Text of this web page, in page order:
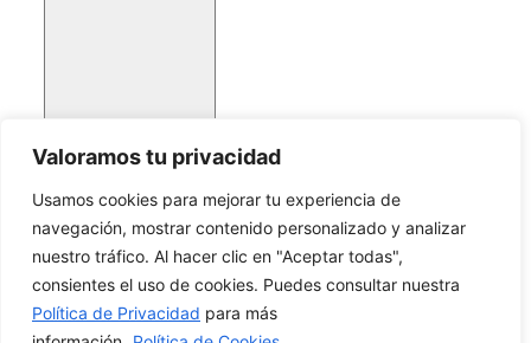
Valoramos tu privacidad
Usamos cookies para mejorar tu experiencia de
navegación, mostrar contenido personalizado y analizar
nuestro tráfico. Al hacer clic en "Aceptar todas",
consientes el uso de cookies. Puedes consultar nuestra
Política de Privacidad para más